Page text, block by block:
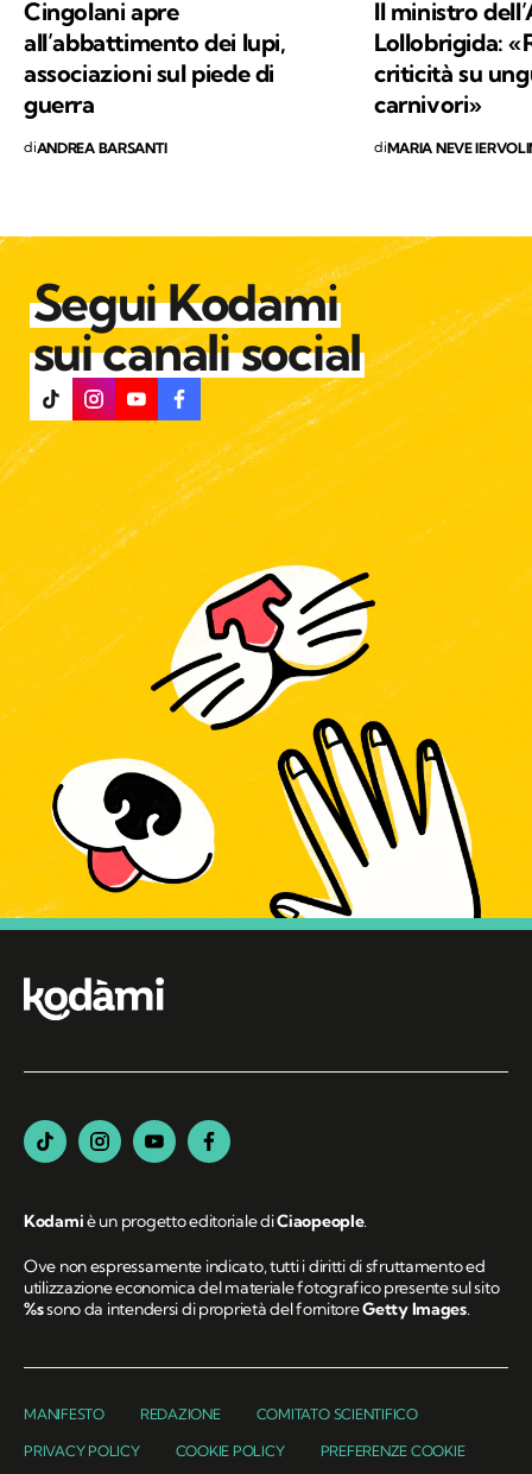
Cingolani apre
all’abbattimento dei lupi,
associazioni sul piede di
guerra
diANDREA BARSANTI
Il ministro
Lollobrigida:
criticità su
carnivori»
diMARIA NEVE
Segui Kodami
sui canali social
Kodamiè un progetto editoriale diCiaopeople.
Ove non espressamente indicato, tutti i diritti di sfruttamento ed
utilizzazione economica del materiale fotografico presente sul sito
%ssono da intendersi di proprietà del fornitoreGetty Images.
MANIFESTO REDAZIONE COMITATO SCIENTIFICO
PRIVACY POLICY COOKIE POLICY PREFERENZE COOKIE